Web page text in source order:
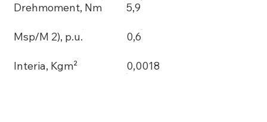
Drehmoment, Nm 5,9
Msp/M 2), p.u. 0,6
Interia, Kgm² 0,0018